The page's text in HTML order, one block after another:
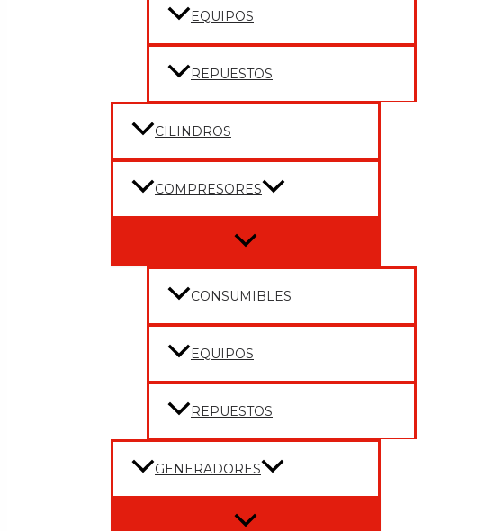
EQUIPOS
REPUESTOS
CILINDROS
COMPRESORES
Menu
CONSUMIBLES
EQUIPOS
REPUESTOS
GENERADORES
Menu